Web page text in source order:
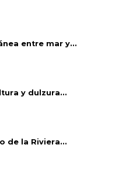
entre mar y...
y dulzura...
de la Riviera...